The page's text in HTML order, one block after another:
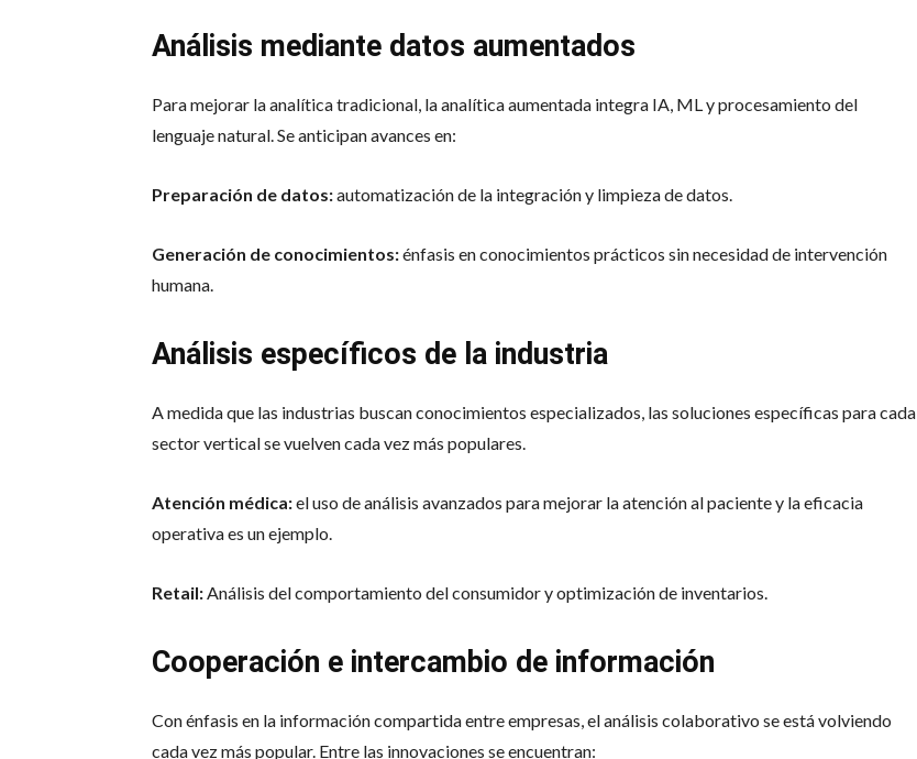
Análisis mediante datos aumentados
Para mejorar la analítica tradicional, la analítica aumentada integra IA, ML y procesamiento del
lenguaje natural. Se anticipan avances en:
Preparación de datos:automatización de la integración y limpieza de datos.
Generación de conocimientos:énfasis en conocimientos prácticos sin necesidad de intervención
humana.
Análisis específicos de la industria
A medida que las industrias buscan conocimientos especializados, las soluciones específicas para cada
sector vertical se vuelven cada vez más populares.
Atención médica:el uso de análisis avanzados para mejorar la atención al paciente y la eficacia
operativa es un ejemplo.
Retail: Análisis del comportamiento del consumidor y optimización de inventarios.
Cooperación e intercambio de información
Con énfasis en la información compartida entre empresas, el análisis colaborativo se está volviendo
cada vez más popular. Entre las innovaciones se encuentran: